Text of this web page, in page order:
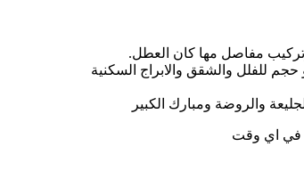
مفاصل مها كان العطل.
للفلل والشقق والابراج السكنية
والروضة ومبارك الكبير
في اي وقت